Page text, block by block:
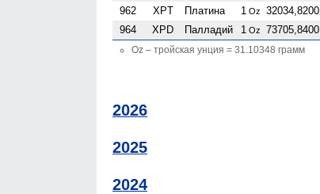
962 XPT Платина 1 Oz 32034,8200
964 XPD Палладий 1 Oz 73705,8400
Oz – тройская унция = 31.10348 грамм
2026
2025
2024